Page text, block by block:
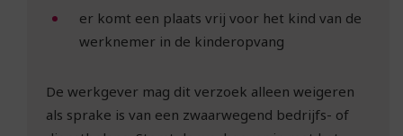
er komt een plaats vrij voor het kind van de
werknemer in de kinderopvang
De werkgever mag dit verzoek alleen weigeren
als sprake is van een zwaarwegend bedrijfs- of